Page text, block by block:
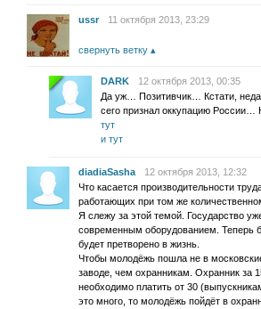
ussr 11 октября 2013, 23:29
свернуть ветку
DARK
12 октября 2013, 00:35
Да уж… Позитивчик… Кстати,
сего признал оккупацию
тут
и тут
diadiaSasha
12 октября 2013, 12:32
Что касается производительности
работающих при том же
Я слежу за этой темой. Государство
современным оборудованием. Теперь
будет претворено в жизнь.
Чтобы молодёжь пошла не в
заводе, чем охранникам. Охранник за
необходимо платить от 30
это много, то молодёжь пойдёт в